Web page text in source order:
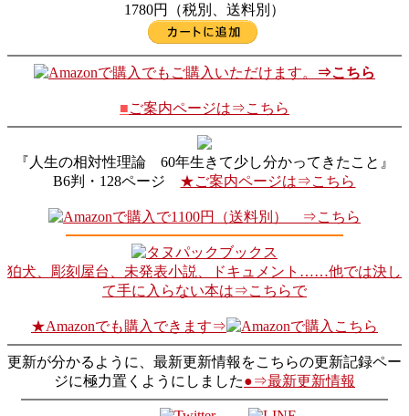
1780円（税別、送料別）
でもご購入いただけます。 ⇒こちら
■ご案内ページは⇒こちら
『人生の相対性理論 60年生きて少し分かってきたこと』
B6判・128ページ ★ご案内ページは⇒こちら
で1100円（送料別） ⇒こちら
狛犬、彫刻屋台、未発表小説、ドキュメント……他では決し
て手に入らない本は⇒こちらで
★Amazonでも購入できます⇒ こちら
更新が分かるように、最新更新情報をこちらの更新記録ペー
ジに極力置くようにしました●⇒最新更新情報